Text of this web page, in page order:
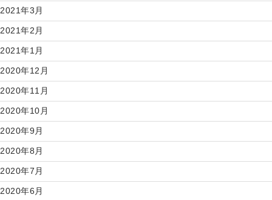
2021年3月
2021年2月
2021年1月
2020年12月
2020年11月
2020年10月
2020年9月
2020年8月
2020年7月
2020年6月